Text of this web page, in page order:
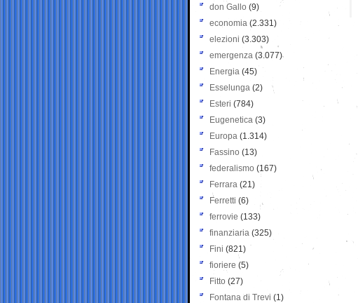
don Gallo (9)
economia (2.331)
elezioni (3.303)
emergenza (3.077)
Energia (45)
Esselunga (2)
Esteri (784)
Eugenetica (3)
Europa (1.314)
Fassino (13)
federalismo (167)
Ferrara (21)
Ferretti (6)
ferrovie (133)
finanziaria (325)
Fini (821)
fioriere (5)
Fitto (27)
Fontana di Trevi (1)